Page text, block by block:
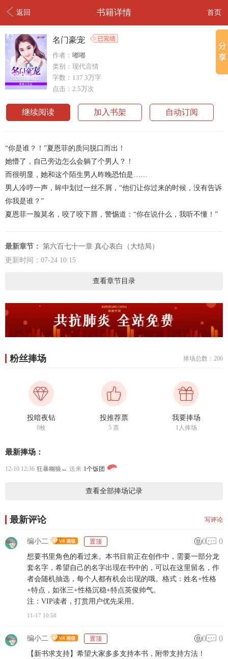
返回 书籍详情 首页
名门豪宠
作者： 嘟嘟
类别：现代言情
字数：137.3万字
点击：2.5万次
继续阅读 加入书架 自动订阅
“你是谁？！”夏恩菲的质问脱口而出！
她懵了，自己旁边怎么会躺了个男人？！
而很明显，她和这个陌生男人昨晚恐怕是……
男人冷哼一声，眸中划过一丝不屑，“他们让你过来的时候，没有告诉
你我是谁？”
夏恩菲一脸莫名，咬了咬下唇，警惕道：“你在说什么，我听不懂！”
最新章节： 第六百七十一章 真心表白（大结局）
更新时间：07-24 10:15
查看章节目录
粉丝捧场 捧场总数：200
投暗夜钻
0枚
投推荐票
5 票
我要捧场
1人捧场
最新捧场：
12-10 12:36 狂暴幽狼↔ 送来 1个饭团
查看全部捧场记录
最新评论 写评论
编小二 置顶 0 0
想要书里角色的看过来。本书目前正在创作中，需要一部分龙
套名字，希望自己的名字出现在书中的，可以在这里留名，作
者会随机抽选，每个人都有机会出现的哦。格式：姓名+性格
+特点，如张三+性格沉稳+特点英俊帅气。
注：VIP读者，打赏用户优先采用。
11-17 10:58
编小二 置顶 0 0
【新书求支持】希望大家多多支持本书，附带支持方法！